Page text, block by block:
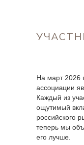
На март 2026
ассоциации
Каждый из
ощутимый
российского
теперь мы
его лучше.